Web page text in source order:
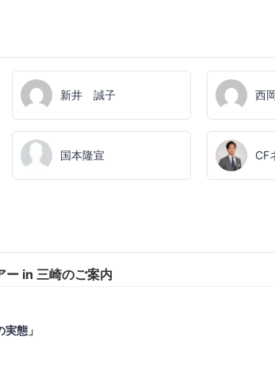
新井 誠子 西
国本隆宣 CF
in 三崎のご案内
態」